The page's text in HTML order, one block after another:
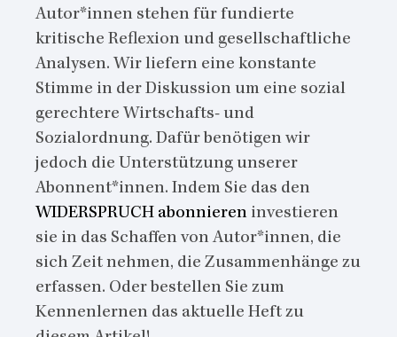
Autor*innen stehen für fundierte
kritische Reflexion und gesellschaftliche
Analysen. Wir liefern eine konstante
Stimme in der Diskussion um eine sozial
gerechtere Wirtschafts- und
Sozialordnung. Dafür benötigen wir
jedoch die Unterstützung unserer
Abonnent*innen. Indem Sie das den
WIDERSPRUCH abonnieren investieren
sie in das Schaffen von Autor*innen, die
sich Zeit nehmen, die Zusammenhänge zu
erfassen. Oder bestellen Sie zum
Kennenlernen das aktuelle Heft zu